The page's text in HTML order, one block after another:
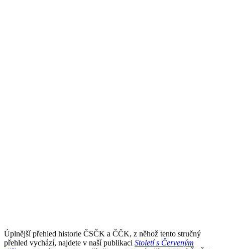
Úplnější přehled historie ČSČK a ČČK, z něhož tento stručný
přehled vychází, najdete v naší publikaci Století s Červeným